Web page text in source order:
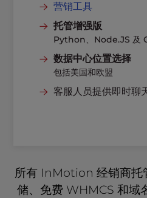
免费 SSL
黑客和恶意软件保护
DDoS 保护
可自动备份
营销工具
网站生成器
在任何设备上发送
免费广告积分
托管增强版
Python、Node.JS 及
数据中心位置选择
包括美国和欧盟
客服人员提供即时聊
所有 InMotion 经销商托
储、免费 WHMCS 和域